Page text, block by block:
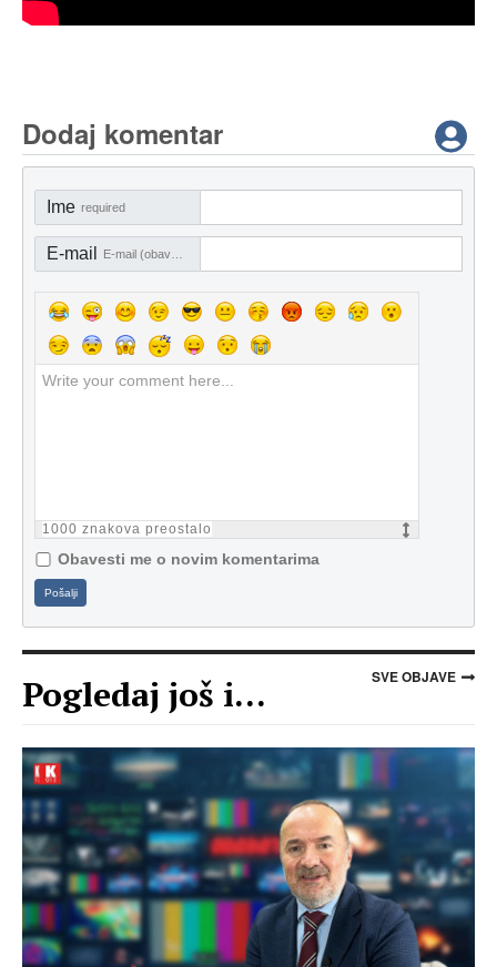
Dodaj komentar
Ime required
E-mail
1000 znakova preostalo
Obavesti me o novim komentarima
Pošalji
Pogledaj još i... SVE OBJAVE